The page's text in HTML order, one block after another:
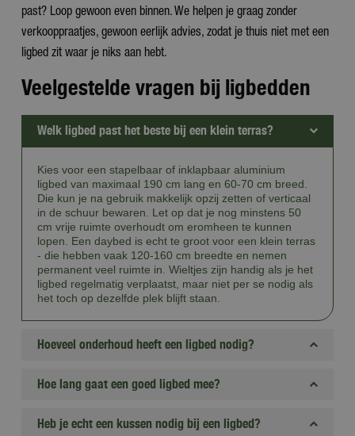
past? Loop gewoon even binnen. We helpen je graag zonder
verkooppraatjes, gewoon eerlijk advies, zodat je thuis niet met een
ligbed zit waar je niks aan hebt.
Veelgestelde vragen bij ligbedden
Welk ligbed past het beste bij een klein terras?
Kies voor een stapelbaar of inklapbaar aluminium
ligbed van maximaal 190 cm lang en 60-70 cm breed.
Die kun je na gebruik makkelijk opzij zetten of verticaal
in de schuur bewaren. Let op dat je nog minstens 50
cm vrije ruimte overhoudt om eromheen te kunnen
lopen. Een daybed is echt te groot voor een klein terras
- die hebben vaak 120-160 cm breedte en nemen
permanent veel ruimte in. Wieltjes zijn handig als je het
ligbed regelmatig verplaatst, maar niet per se nodig als
het toch op dezelfde plek blijft staan.
Hoeveel onderhoud heeft een ligbed nodig?
Hoe lang gaat een goed ligbed mee?
Heb je echt een kussen nodig bij een ligbed?